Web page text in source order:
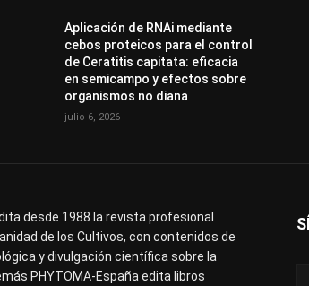
Aplicación de RNAi mediante
cebos proteicos para el control
de Ceratitis capitata: eficacia
en semicampo y efectos sobre
organismos no diana
julio 6, 2026
desde 1988 la revista profesional
de los Cultivos, con contenidos de
y divulgación científica sobre la
PHYTOMA-España edita libros